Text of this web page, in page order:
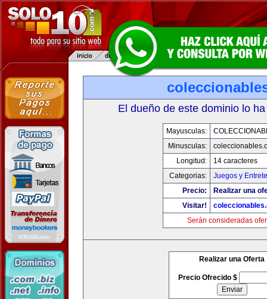
El dueño de este dominio lo
Mayusculas:
Minusculas:
Longitud:
14 caracteres
Categorias:
Juegos y
Precio:
Realizar una
Visitar!
Serán consideradas
Realizar una Oferta
Precio Ofrecido $